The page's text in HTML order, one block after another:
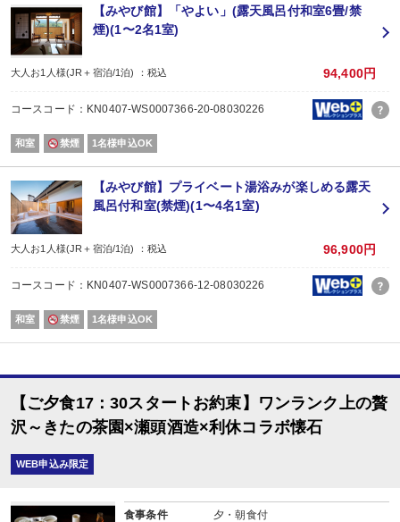
【みやび館】「やよい」(露天風呂付和室6畳/禁
煙)(1〜2名1室)
大人お1人様(JR＋宿泊/1泊) ：税込 94,400円
コースコード：KN0407-WS0007366-20-08030226
和室 禁煙 1名様申込OK
【みやび館】プライベート湯浴みが楽しめる露天
風呂付和室(禁煙)(1〜4名1室)
大人お1人様(JR＋宿泊/1泊) ：税込 96,900円
コースコード：KN0407-WS0007366-12-08030226
和室 禁煙 1名様申込OK
【ご夕食17：30スタートお約束】ワンランク上の贅
沢～きたの茶園×瀬頭酒造×利休コラボ懐石
WEB申込み限定
食事条件 夕・朝食付